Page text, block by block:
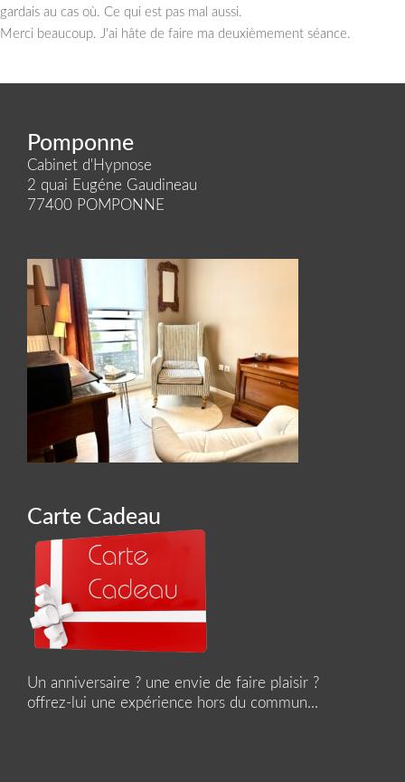
gardais au cas où. Ce qui est pas mal aussi.
Merci beaucoup. J'ai hâte de faire ma deuxièmement séance.
Pomponne
Cabinet d'Hypnose
2 quai Eugéne Gaudineau
77400 POMPONNE
Carte Cadeau
Un anniversaire ? une envie de faire plaisir ?
offrez-lui une expérience hors du commun...